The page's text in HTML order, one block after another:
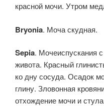
красной мочи. Утром
Bryonia. Моча скудная.
Sepia. Мочеиспускания
живота. Красный
ко дну сосуда. Осадок
глину. Зловонная
отхождение мочи и